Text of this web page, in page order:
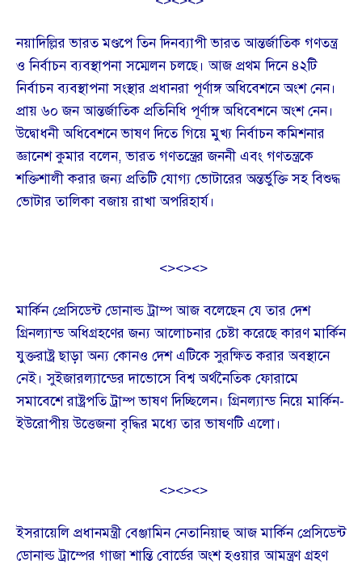
নয়াদিল্লির ভারত মণ্ডপে তিন দিনব্যাপী ভারত আন্তর্জাতিক গণতন্ত্র
ও নির্বাচন ব্যবস্থাপনা সম্মেলন চলছে। আজ প্রথম দিনে ৪২টি
নির্বাচন ব্যবস্থাপনা সংস্থার প্রধানরা পূর্ণাঙ্গ অধিবেশনে অংশ নেন।
প্রায় ৬০ জন আন্তর্জাতিক প্রতিনিধি পূর্ণাঙ্গ অধিবেশনে অংশ নেন।
উদ্বোধনী অধিবেশনে ভাষণ দিতে গিয়ে মুখ্য নির্বাচন কমিশনার
জ্ঞানেশ কুমার বলেন, ভারত গণতন্ত্রের জননী এবং গণতন্ত্রকে
শক্তিশালী করার জন্য প্রতিটি যোগ্য ভোটারের অন্তর্ভুক্তি সহ বিশুদ্ধ
ভোটার তালিকা বজায় রাখা অপরিহার্য।
<><><>
মার্কিন প্রেসিডেন্ট ডোনাল্ড ট্রাম্প আজ বলেছেন যে তার দেশ
গ্রিনল্যান্ড অধিগ্রহণের জন্য আলোচনার চেষ্টা করেছে কারণ মার্কিন
যুক্তরাষ্ট্র ছাড়া অন্য কোনও দেশ এটিকে সুরক্ষিত করার অবস্থানে
নেই। সুইজারল্যান্ডের দাভোসে বিশ্ব অর্থনৈতিক ফোরামে
সমাবেশে রাষ্ট্রপতি ট্রাম্প ভাষণ দিচ্ছিলেন। গ্রিনল্যান্ড নিয়ে মার্কিন-
ইউরোপীয় উত্তেজনা বৃদ্ধির মধ্যে তার ভাষণটি এলো।
<><><>
ইসরায়েলি প্রধানমন্ত্রী বেঞ্জামিন নেতানিয়াহু আজ মার্কিন প্রেসিডেন্ট
ডোনাল্ড ট্রাম্পের গাজা শান্তি বোর্ডের অংশ হওয়ার আমন্ত্রণ গ্রহণ